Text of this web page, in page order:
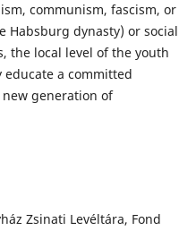
communism, fascism, or
Habsburg dynasty) or social
the local level of the youth
a committed
generation of
Zsinati Levéltára, Fond